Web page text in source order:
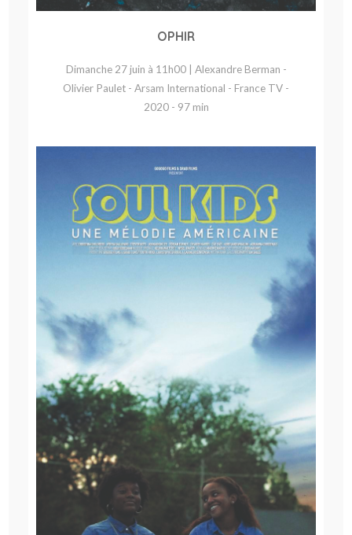
OPHIR
Dimanche 27 juin à 11h00 | Alexandre Berman -
Olivier Paulet - Arsam International - France TV -
2020 - 97 min